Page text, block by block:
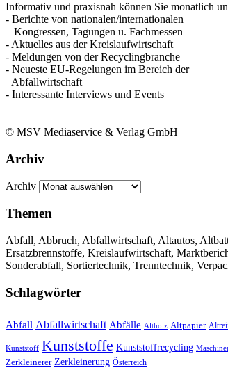
Informativ und praxisnah können Sie monatlich
- Berichte von nationalen/internationalen
Kongressen, Tagungen u. Fachmessen
- Aktuelles aus der Kreislaufwirtschaft
- Meldungen von der Recyclingbranche
- Neueste EU-Regelungen im Bereich der
Abfallwirtschaft
- Interessante Interviews und Events
© MSV Mediaservice & Verlag GmbH
Archiv
Archiv
Themen
Abfall, Abbruch, Abfallwirtschaft, Altautos,
Ersatzbrennstoffe, Kreislaufwirtschaft,
Sonderabfall, Sortiertechnik, Trenntechnik,
Schlagwörter
Abfall Abfallwirtschaft Abfälle Altholz Altpapier
Kunststoff Kunststoffe Kunststoffrecycling
Zerkleinerer Zerkleinerung Österreich